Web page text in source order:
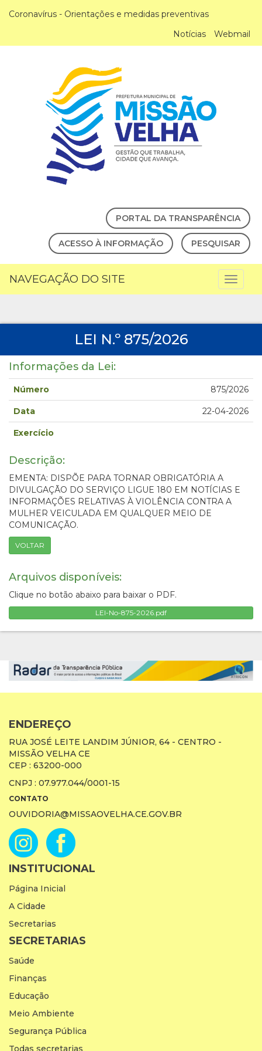
Coronavírus - Orientações e medidas preventivas
Notícias
Webmail
PORTAL DA TRANSPARÊNCIA
ACESSO À INFORMAÇÃO PESQUISAR
NAVEGAÇÃO DO SITE
LEI N.º 875/2026
Informações da Lei:
Número 875/2026
Data 22-04-2026
Exercício
Descrição:
EMENTA: DISPÕE PARA TORNAR OBRIGATÓRIA A
DIVULGAÇÃO DO SERVIÇO LIGUE 180 EM NOTÍCIAS E
INFORMAÇÕES RELATIVAS À VIOLÊNCIA CONTRA A
MULHER VEICULADA EM QUALQUER MEIO DE
COMUNICAÇÃO.
VOLTAR
Arquivos disponíveis:
Clique no botão abaixo para baixar o PDF.
LEI-No-875-2026.pdf
ENDEREÇO
RUA JOSÉ LEITE LANDIM JÚNIOR, 64 - CENTRO -
MISSÃO VELHA CE
CEP : 63200-000
CNPJ : 07.977.044/0001-15
CONTATO
OUVIDORIA@MISSAOVELHA.CE.GOV.BR
INSTITUCIONAL
Página Inicial
A Cidade
Secretarias
SECRETARIAS
Saúde
Finanças
Educação
Meio Ambiente
Segurança Pública
Todas secretarias